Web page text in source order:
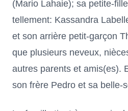
(Mario Lahaie); sa petite-
tellement: Kassandra
et son arrière petit-garçon
que plusieurs neveux,
autres parents et amis(es).
son frère Pedro et sa belle-